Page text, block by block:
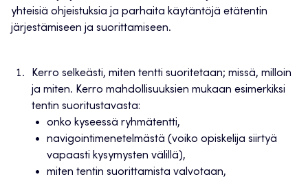
yhteisiä ohjeistuksia ja parhaita käytäntöjä etätentin
järjestämiseen ja suorittamiseen.
Kerro selkeästi, miten tentti suoritetaan; missä, milloin
ja miten. Kerro mahdollisuuksien mukaan esimerkiksi
tentin suoritustavasta:
onko kyseessä ryhmätentti,
navigointimenetelmästä (voiko opiskelija siirtyä
vapaasti kysymysten välillä),
miten tentin suorittamista valvotaan,